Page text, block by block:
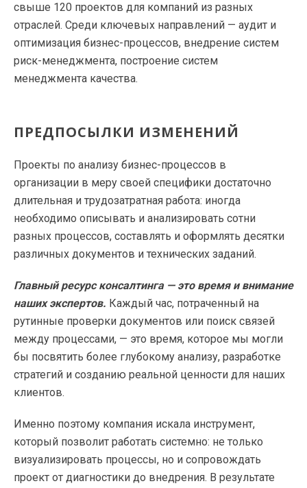
свыше 120 проектов для компаний из разных
отраслей. Среди ключевых направлений — аудит и
оптимизация бизнес-процессов, внедрение систем
риск-менеджмента, построение систем
менеджмента качества.
ПРЕДПОСЫЛКИ ИЗМЕНЕНИЙ
Проекты по анализу бизнес-процессов в
организации в меру своей специфики достаточно
длительная и трудозатратная работа: иногда
необходимо описывать и анализировать сотни
разных процессов, составлять и оформлять десятки
различных документов и технических заданий.
Главный ресурс консалтинга — это время и внимание
наших экспертов. Каждый час, потраченный на
рутинные проверки документов или поиск связей
между процессами, — это время, которое мы могли
бы посвятить более глубокому анализу, разработке
стратегий и созданию реальной ценности для наших
клиентов.
Именно поэтому компания искала инструмент,
который позволит работать системно: не только
визуализировать процессы, но и сопровождать
проект от диагностики до внедрения. В результате